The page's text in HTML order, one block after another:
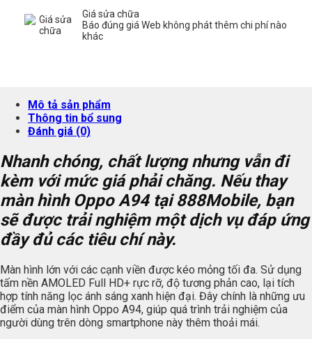
Giá sửa chữa
Báo đúng giá Web không phát thêm chi phí nào
khác
Mô tả sản phẩm
Thông tin bổ sung
Đánh giá (0)
Nhanh chóng, chất lượng nhưng vẫn đi
kèm với mức giá phải chăng. Nếu thay
màn hình Oppo A94 tại 888Mobile, bạn
sẽ được trải nghiệm một dịch vụ đáp ứng
đầy đủ các tiêu chí này.
Màn hình lớn với các cạnh viền được kéo mỏng tối đa. Sử dụng
tấm nền AMOLED Full HD+ rực rỡ, độ tương phản cao, lại tích
hợp tính năng lọc ánh sáng xanh hiện đại. Đây chính là những ưu
điểm của màn hình Oppo A94, giúp quá trình trải nghiệm của
người dùng trên dòng smartphone này thêm thoải mái.